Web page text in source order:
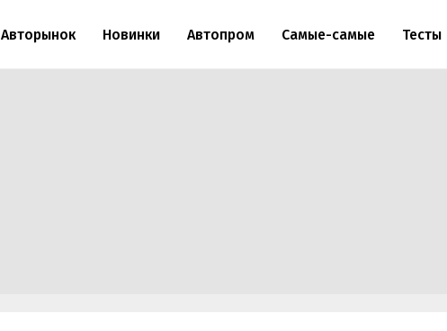
Авторынок Новинки Автопром Самые-самые Тесты